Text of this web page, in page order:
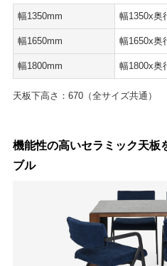
幅1350mm 幅1350x奥
幅1650mm 幅1650x奥
幅1800mm 幅1800x奥
天板下高さ：670（全サイズ共通）
機能性の高いセラミック天板
ブル